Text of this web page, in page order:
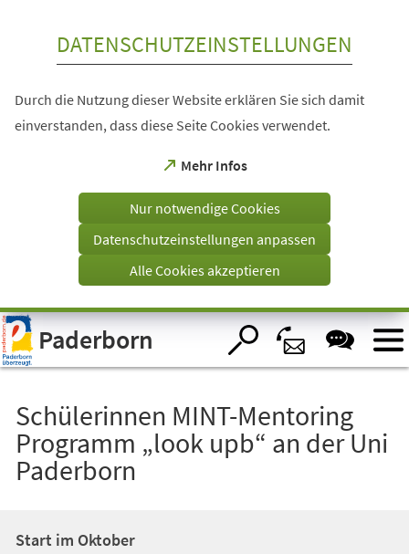
Visuelle
Assistenzsoftware
öffnen.
DATENSCHUTZEINSTELLUNGEN
Durch die Nutzung dieser Website erklären Sie sich damit
einverstanden, dass diese Seite Cookies verwendet.
Mehr Infos
(Öffnet
einem
Tab)
Nur notwendige Cookies
Datenschutzeinstellungen anpassen
Alle Cookies akzeptieren
Paderborn
Schülerinnen MINT-Mentoring
Programm „look upb“ an der Uni
Paderborn
Start im Oktober